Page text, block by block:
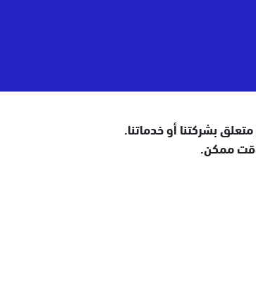
بشركتنا أو خدماتنا.
ممكن.